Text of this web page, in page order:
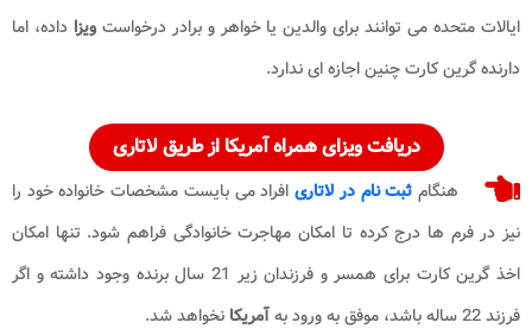
ایالات متحده می توانند برای والدین یا خواهر و برادر درخواستویزاداده، اما
دارنده گرین کارت چنین اجازه ای ندارد.
دریافت ویزای همراه آمریکا از طریق لاتاری
هنگام ثبت نام در لاتاریافراد می بایست مشخصات خانواده خود را
نیز در فرم ها درج کرده تا امکان مهاجرت خانوادگی فراهم شود. تنها امکان
اخذ گرین کارت برای همسر و فرزندان زیر 21 سال برنده وجود داشته و اگر
فرزند 22 ساله باشد، موفق به ورود به
آمریکا نخواهد شد.